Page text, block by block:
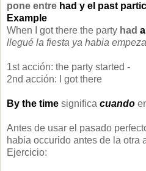
pone entre had y el past
Example
When I got there the party had
llegué la fiesta ya habia
1st acción: the party started -
2nd acción: I got there
By the time significacuando
Antes de usar el pasado
habia occurido antes de la otra
Ejercicio: